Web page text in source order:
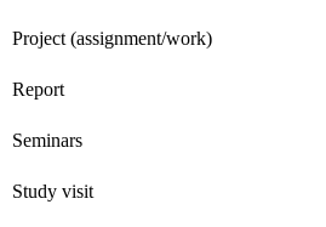
Project (assignment/work)
Report
Seminars
Study visit